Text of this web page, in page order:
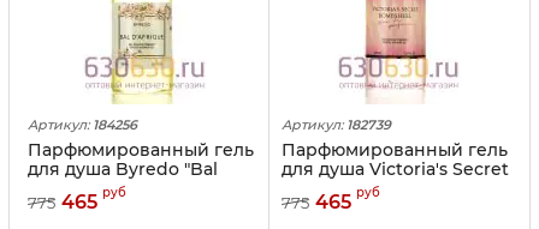
Артикул: 184256
Парфюмированный гель
для душа Byredo "Bal
D'Afrique" 250ml
775 465 руб
Артикул: 182739
Парфюмированный гель
для душа Victoria's Secret
"Bombshell" 250ml
775 465 руб